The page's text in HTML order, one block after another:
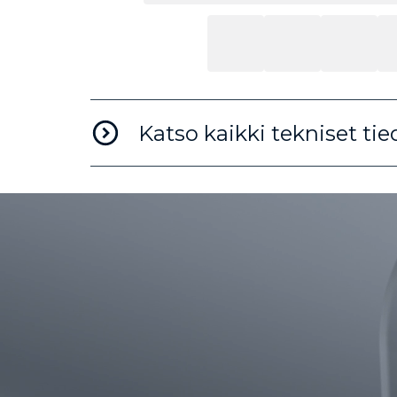
Katso kaikki tekniset